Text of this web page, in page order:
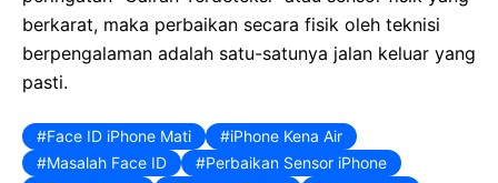
berkarat, maka perbaikan secara fisik oleh teknisi
berpengalaman adalah satu-satunya jalan keluar yang
pasti.
Face ID iPhone Mati
iPhone Kena Air
Masalah Face ID
Perbaikan Sensor iPhone